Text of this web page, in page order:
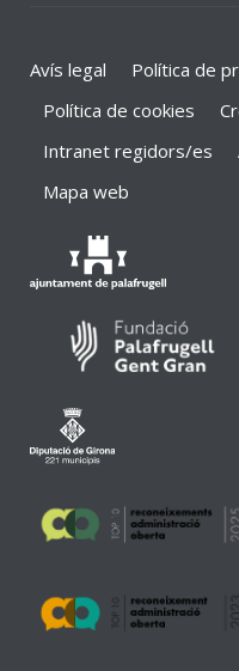
Avís legal
Política de
Política de cookies
Intranet regidors/es
Mapa web